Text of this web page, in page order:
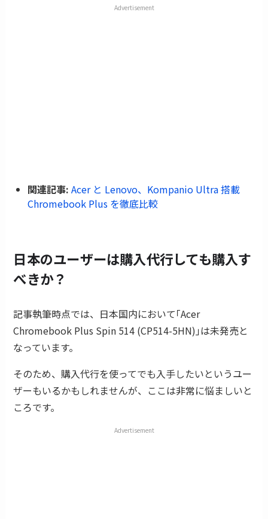
Advertisement
関連記事: Acer と Lenovo、Kompanio Ultra 搭載
Chromebook Plus を徹底比較
日本のユーザーは購入代行しても購入す
べきか？
記事執筆時点では、日本国内において｢Acer
Chromebook Plus Spin 514 (CP514-5HN)｣は未発売と
なっています。
そのため、購入代行を使ってでも入手したいというユー
ザーもいるかもしれませんが、ここは非常に悩ましいと
ころです。
Advertisement